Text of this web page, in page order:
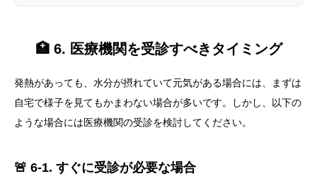
🏥 6. 医療機関を受診すべきタイミング
発熱があっても、水分が摂れていて元気がある場合には、まずは
自宅で様子を見てもかまわない場合が多いです。しかし、以下の
ような場合には医療機関の受診を検討してください。
🚨 6-1. すぐに受診が必要な場合